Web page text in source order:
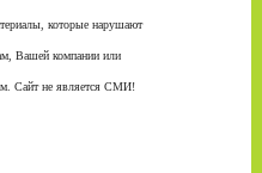
которые нарушают
Вашей компании или
Сайт не является СМИ!